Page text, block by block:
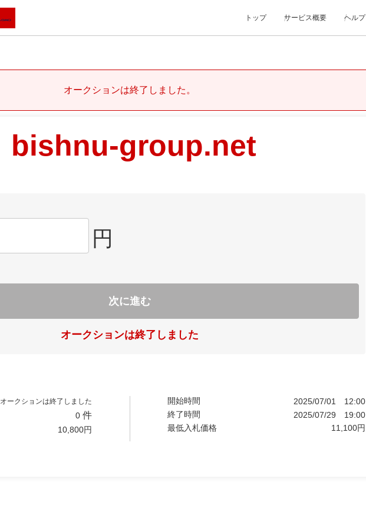
トップ サービス概要 ヘルプ
オークションは終了しました。
bishnu-group.net
円
次に進む
オークションは終了しました
オークションは終了しました
0 件
10,800円
開始時間 2025/07/01
12:00
終了時間
2025/07/29
19:00
最低入札価格
11,100円